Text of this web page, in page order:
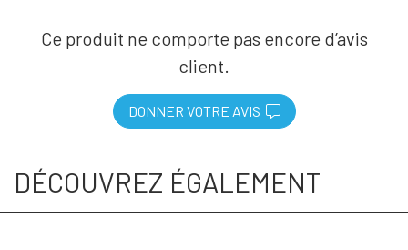
Ce produit ne comporte pas encore d’avis
client.
DONNER VOTRE AVIS
DÉCOUVREZ ÉGALEMENT